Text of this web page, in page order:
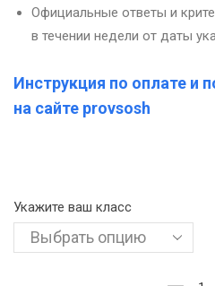
Официальные ответы и
в течении недели от даты
Инструкция по оплате и
на сайте provsosh
Укажите ваш класс